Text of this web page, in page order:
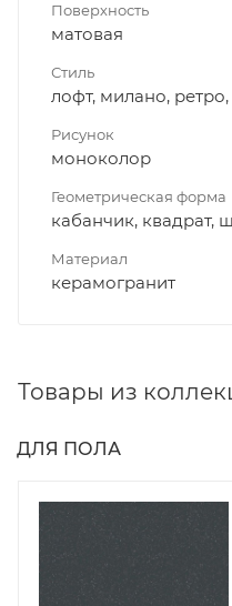
Поверхность
матовая
Стиль
лофт, милано,
Рисунок
моноколор
Геометрическая форма
кабанчик, квадрат,
Материал
керамогранит
Товары из
ДЛЯ ПОЛА